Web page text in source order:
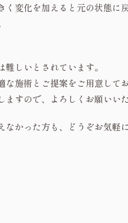
変化を加えると元の状態
しいとされています。
施術とご提案をご用意してお
すので、よろしくお願いいた
かった方も、どうぞお気軽